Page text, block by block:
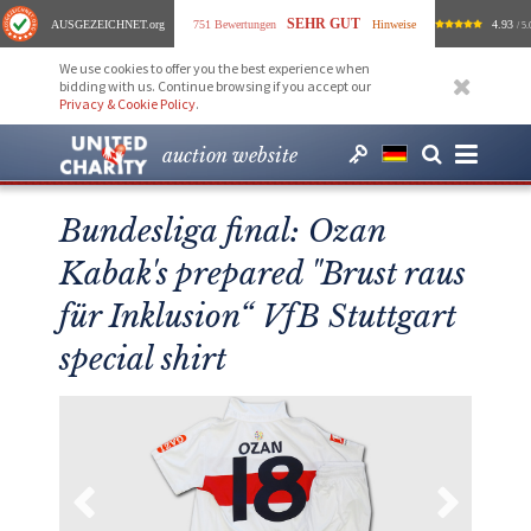
AUSGEZEICHNET.org 751 Bewertungen SEHR GUT Hinweise 4.93 /
We use cookies to offer you the best experience when
bidding with us. Continue browsing if you accept our
Privacy & Cookie Policy.
auction website
Bundesliga final: Ozan
Kabak's prepared "Brust raus
für Inklusion“ VfB Stuttgart
special shirt